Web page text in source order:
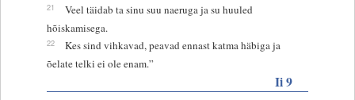
21
Veel täidab ta sinu suu naeruga ja su huuled
hõiskamisega.
22
Kes sind vihkavad, peavad ennast katma häbiga ja
õelate telki ei ole enam.”
Ii 9